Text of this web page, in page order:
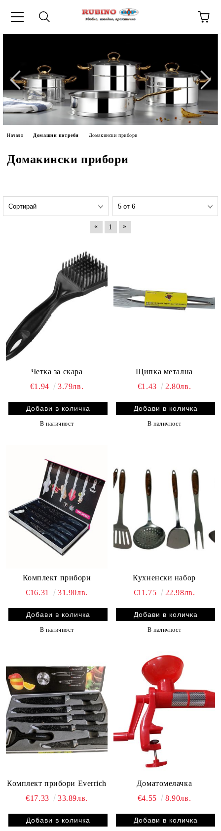
Начало Домашни потреби Домакински прибори
Домакински прибори
« 1 »
Четка за скара
€1.94
3.79лв.
В наличност
Щипка метална
€1.43
2.80лв.
В наличност
Комплект прибори
€16.31
31.90лв.
В наличност
Кухненски набор
€11.75
22.98лв.
В наличност
Комплект прибори Everrich
€17.33
33.89лв.
Доматомелачка
€4.55
8.90лв.